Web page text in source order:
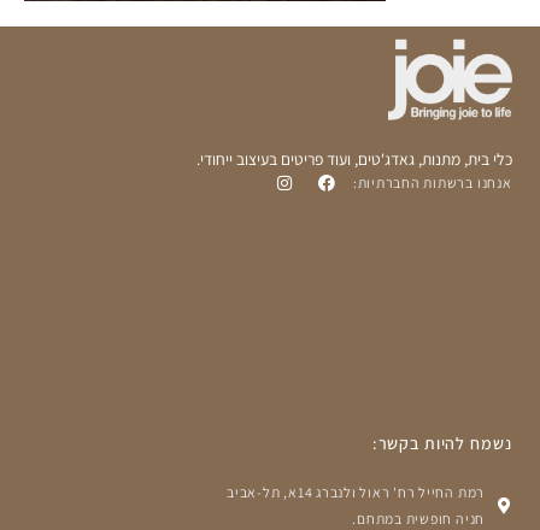
כלי בית, מתנות, גאדג'טים, ועוד פריטים בעיצוב ייחודי.
אנחנו ברשתות החברתיות:
נשמח להיות בקשר:
רמת החייל רח' ראול ולנברג 14א, תל-אביב
חניה חופשית במתחם.